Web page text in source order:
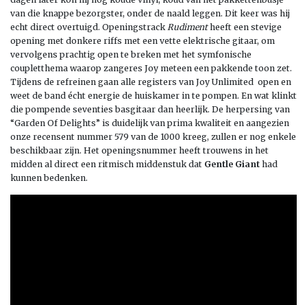
van die knappe bezorgster, onder de naald leggen. Dit keer was hij
echt direct overtuigd. Openingstrack Rudimentheeft een stevige
opening met donkere riffs met een vette elektrische gitaar, om
vervolgens prachtig open te breken met het symfonische
coupletthema waarop zangeres Joy meteen een pakkende toon zet.
Tijdens de refreinen gaan alle registers van Joy Unlimited open en
weet de band écht energie de huiskamer in te pompen. En wat klinkt
die pompende seventies basgitaar dan heerlijk. De herpersing van
“Garden Of Delights” is duidelijk van prima kwaliteit en aangezien
onze recensent nummer 579 van de 1000 kreeg, zullen er nog enkele
beschikbaar zijn. Het openingsnummer heeft trouwens in het
midden al direct een ritmisch middenstuk dat Gentle Giant had
kunnen bedenken.